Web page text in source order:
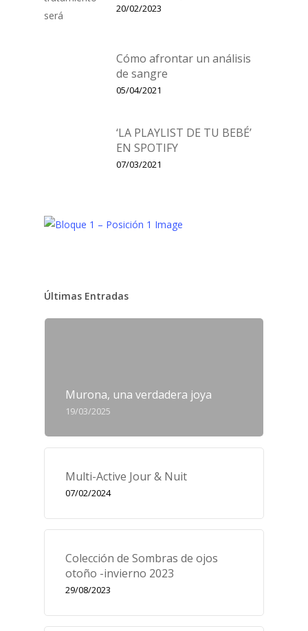
20/02/2023
Cómo afrontar un análisis
de sangre
05/04/2021
‘LA PLAYLIST DE TU BEBÉ’
EN SPOTIFY
07/03/2021
Últimas Entradas
Murona, una verdadera joya
19/03/2025
Multi-Active Jour & Nuit
07/02/2024
Colección de Sombras de ojos
otoño -invierno 2023
29/08/2023